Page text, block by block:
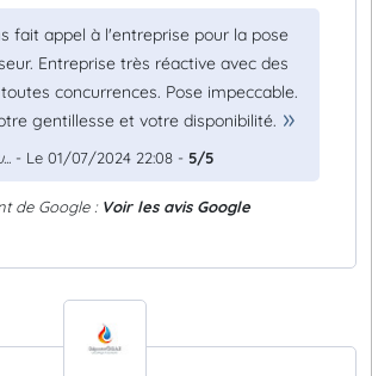
fait appel à l'entreprise pour la pose
Entreprise très réactive avec des
concurrences. Pose impeccable.
gentillesse et votre disponibilité.
- Le 01/07/2024 22:08 - 5/5
de Google : Voir les avis Google